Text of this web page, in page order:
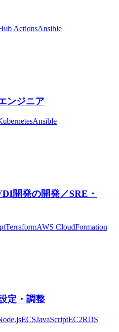
ActionsAnsible
ンジニア
Ansible
開発の開発／SRE・
TerraformAWS CloudFormation
定・調整
ECSJavaScriptEC2RDS